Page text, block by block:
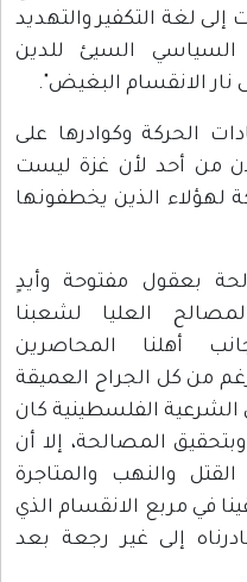
إلى لغة التكفير والتهديد
السياسي السيئ للدين
الانقسام البغيض".
الحركة وكوادرها على
من أحد لأن غزة ليست
لهؤلاء الذين يخطفونها
بعقول مفتوحة وأيدٍ
العليا لشعبنا
أهلنا المحاصرين
من كل الجراح العميقة
الشرعية الفلسطينية كان
المصالحة، إلا أن
والنهب والمتاجرة
في مربع الانقسام الذي
إلى غير رجعة بعد